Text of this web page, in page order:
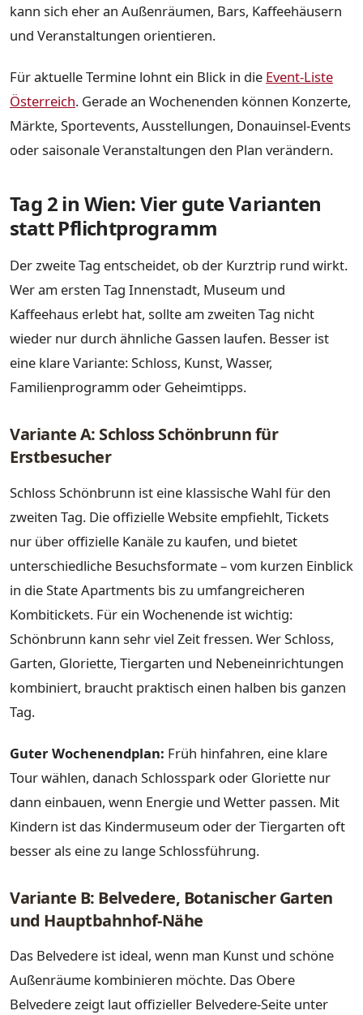
kann sich eher an Außenräumen, Bars, Kaffeehäusern
und Veranstaltungen orientieren.
Für aktuelle Termine lohnt ein Blick in die Event-Liste
Österreich. Gerade an Wochenenden können Konzerte,
Märkte, Sportevents, Ausstellungen, Donauinsel-Events
oder saisonale Veranstaltungen den Plan verändern.
Tag 2 in Wien: Vier gute Varianten
statt Pflichtprogramm
Der zweite Tag entscheidet, ob der Kurztrip rund wirkt.
Wer am ersten Tag Innenstadt, Museum und
Kaffeehaus erlebt hat, sollte am zweiten Tag nicht
wieder nur durch ähnliche Gassen laufen. Besser ist
eine klare Variante: Schloss, Kunst, Wasser,
Familienprogramm oder Geheimtipps.
Variante A: Schloss Schönbrunn für
Erstbesucher
Schloss Schönbrunn ist eine klassische Wahl für den
zweiten Tag. Die offizielle Website empfiehlt, Tickets
nur über offizielle Kanäle zu kaufen, und bietet
unterschiedliche Besuchsformate – vom kurzen Einblick
in die State Apartments bis zu umfangreicheren
Kombitickets. Für ein Wochenende ist wichtig:
Schönbrunn kann sehr viel Zeit fressen. Wer Schloss,
Garten, Gloriette, Tiergarten und Nebeneinrichtungen
kombiniert, braucht praktisch einen halben bis ganzen
Tag.
Guter Wochenendplan: Früh hinfahren, eine klare
Tour wählen, danach Schlosspark oder Gloriette nur
dann einbauen, wenn Energie und Wetter passen. Mit
Kindern ist das Kindermuseum oder der Tiergarten oft
besser als eine zu lange Schlossführung.
Variante B: Belvedere, Botanischer Garten
und Hauptbahnhof-Nähe
Das Belvedere ist ideal, wenn man Kunst und schöne
Außenräume kombinieren möchte. Das Obere
Belvedere zeigt laut offizieller Belvedere-Seite unter